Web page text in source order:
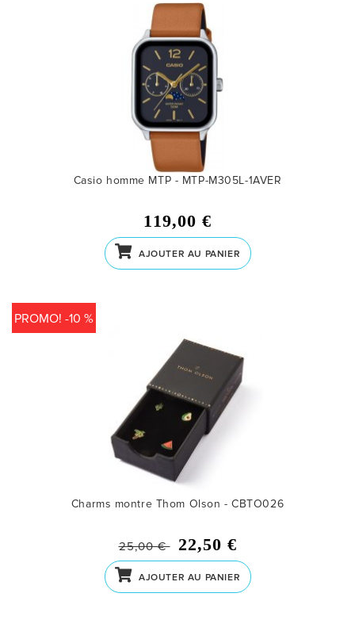
Casio homme MTP - MTP-M305L-1AVER
119,00 €
AJOUTER AU PANIER
PROMO! -10 %
Charms montre Thom Olson - CBTO026
25,00 € 22,50 €
AJOUTER AU PANIER